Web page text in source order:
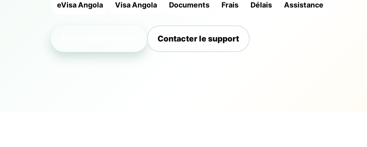
eVisa Angola Visa Angola Documents Frais Délais Assistance
Contacter le support